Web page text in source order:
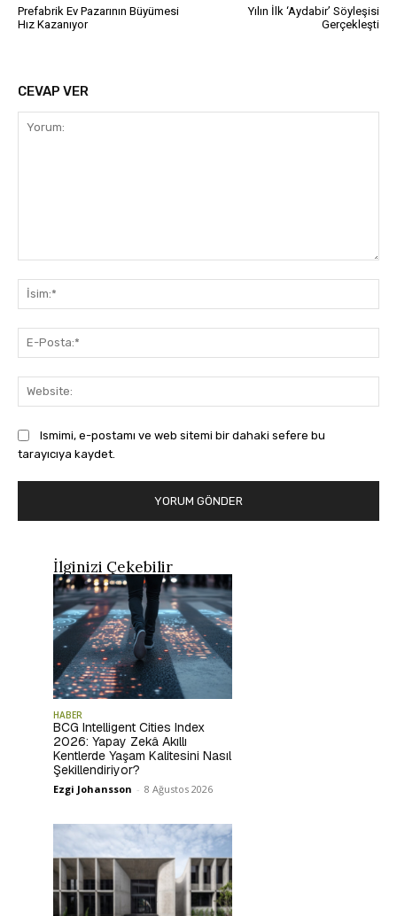
Prefabrik Ev Pazarının Büyümesi
Hız Kazanıyor
Yılın İlk ‘Aydabir’ Söyleşisi
Gerçekleşti
CEVAP VER
Ismimi, e-postamı ve web sitemi bir dahaki sefere bu
tarayıcıya kaydet.
İlginizi Çekebilir
HABER
BCG Intelligent Cities Index
2026: Yapay Zekâ Akıllı
Kentlerde Yaşam Kalitesini Nasıl
Şekillendiriyor?
Ezgi Johansson - 8 Ağustos 2026